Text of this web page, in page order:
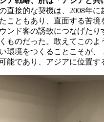
直接的な契機は、2008年
こともあり、直面する苦
ンド客の誘致につなげた
ものだった。敢えてこの
環境をつくることこそが
能であり、アジアに位置す